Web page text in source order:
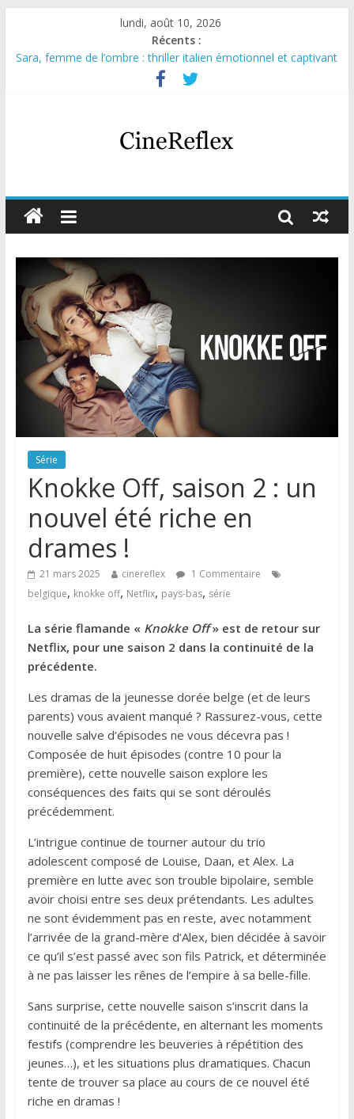
lundi, août 10, 2026
Récents :
Sara, femme de l’ombre : thriller italien émotionnel et captivant
Journal d’une fille larguée : nouvelle série suédoise sur Netflix
Aema : mini-série sur le tournage d’un film érotique devenu
Glass Heart : excellente série musicale avec Takeru Satō
Olympo, saison 1 : nouvelle série qui séduira les fans de
Série
Knokke Off, saison 2 : un
nouvel été riche en
drames !
21 mars 2025 cinereflex
1 Commentaire
belgique, knokke off, Netflix, pays-bas, série
La série flamande « Knokke Off» est de retour sur
Netflix, pour une saison 2 dans la continuité de la
précédente.
Les dramas de la jeunesse dorée belge (et de leurs
parents) vous avaient manqué ? Rassurez-vous, cette
nouvelle salve d’épisodes ne vous décevra pas !
Composée de huit épisodes (contre 10 pour la
première), cette nouvelle saison explore les
conséquences des faits qui se sont déroulés
précédemment.
L’intrigue continue de tourner autour du trio
adolescent composé de Louise, Daan, et Alex. La
première en lutte avec son trouble bipolaire, semble
avoir choisi entre ses deux prétendants. Les adultes
ne sont évidemment pas en reste, avec notamment
l’arrivée de la grand-mère d’Alex, bien décidée à savoir
ce qu’il s’est passé avec son fils Patrick, et déterminée
à ne pas laisser les rênes de l’empire à sa belle-fille.
Sans surprise, cette nouvelle saison s’inscrit dans la
continuité de la précédente, en alternant les moments
festifs (comprendre les beuveries à répétition des
jeunes…), et les situations plus dramatiques. Chacun
tente de trouver sa place au cours de ce nouvel été
riche en dramas !